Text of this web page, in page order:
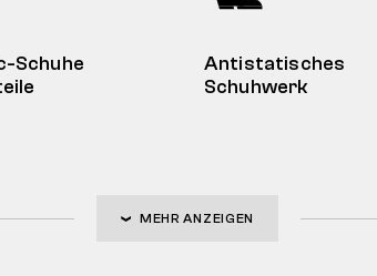
Schuhe
Antistatisches
Schuhwerk
MEHR ANZEIGEN